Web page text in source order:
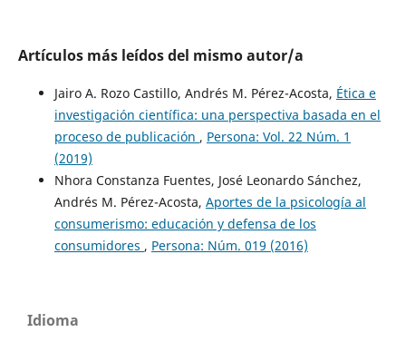
Artículos más leídos del mismo autor/a
Jairo A. Rozo Castillo, Andrés M. Pérez-Acosta, Ética e
investigación científica: una perspectiva basada en el
proceso de publicación , Persona: Vol. 22 Núm. 1
(2019)
Nhora Constanza Fuentes, José Leonardo Sánchez,
Andrés M. Pérez-Acosta, Aportes de la psicología al
consumerismo: educación y defensa de los
consumidores , Persona: Núm. 019 (2016)
Idioma